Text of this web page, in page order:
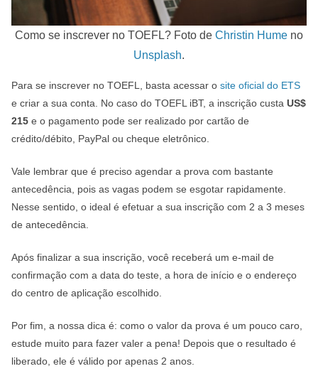
Como se inscrever no TOEFL? Foto de Christin Hume no
Unsplash.
Para se inscrever no TOEFL, basta acessar o site oficial do ETS
e criar a sua conta. No caso do TOEFL iBT, a inscrição custa US$
215 e o pagamento pode ser realizado por cartão de
crédito/débito, PayPal ou cheque eletrônico.
Vale lembrar que é preciso agendar a prova com bastante
antecedência, pois as vagas podem se esgotar rapidamente.
Nesse sentido, o ideal é efetuar a sua inscrição com 2 a 3 meses
de antecedência.
Após finalizar a sua inscrição, você receberá um e-mail de
confirmação com a data do teste, a hora de início e o endereço
do centro de aplicação escolhido.
Por fim, a nossa dica é: como o valor da prova é um pouco caro,
estude muito para fazer valer a pena! Depois que o resultado é
liberado, ele é válido por apenas 2 anos.